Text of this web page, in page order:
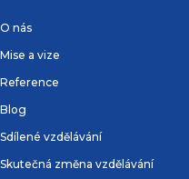
O nás
Mise a vize
Reference
Blog
Sdílené vzdělávání
Skutečná změna vzdělávání